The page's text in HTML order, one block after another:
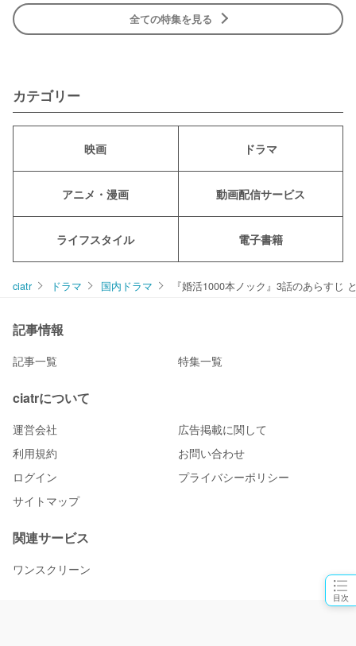
目次
全ての特集を見る
カテゴリー
映画 ドラマ
アニメ・漫画 動画配信サービス
ライフスタイル 電子書籍
ciatr ドラマ 国内ドラマ 『婚活1000本ノック』3話のあらすじ
記事情報
記事一覧 特集一覧
ciatrについて
運営会社
広告掲載に関して
利用規約
お問い合わせ
ログイン
プライバシーポリシー
サイトマップ
関連サービス
ワンスクリーン